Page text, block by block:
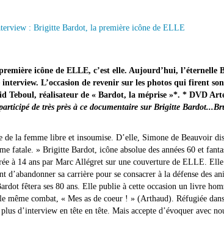
icône de ELLE, c’est elle. Aujourd’hui, l’éternelle
L’occasion de revenir sur les photos qui firent son
Teboul, réalisateur de « Bardot, la méprise »*. * DVD
de très près à ce documentaire sur Brigitte
la femme libre et insoumise. D’elle, Simone de Beauvoir
fatale. » Brigitte Bardot, icône absolue des années 60 et
à 14 ans par Marc Allégret sur une couverture de ELLE.
d’abandonner sa carrière pour se consacrer à la défense des
fêtera ses 80 ans. Elle publie à cette occasion un livre
même combat, « Mes as de coeur ! » (Arthaud). Réfugiée
d’interview en tête en tête. Mais accepte d’évoquer avec